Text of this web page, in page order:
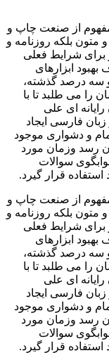
از صنعت چاپ و
متون بلکه روزنامه و
شرایط فعلی
بهبود ابزارهای
سه درصد گذشته،
را می طلبد تا با
ای علی
فارسی ایجاد
و دشواری موجود
رسد وزمان مورد
سوالات
قرار گیرد.
از صنعت چاپ و
متون بلکه روزنامه و
شرایط فعلی
بهبود ابزارهای
سه درصد گذشته،
را می طلبد تا با
ای علی
فارسی ایجاد
و دشواری موجود
رسد وزمان مورد
سوالات
قرار گیرد.